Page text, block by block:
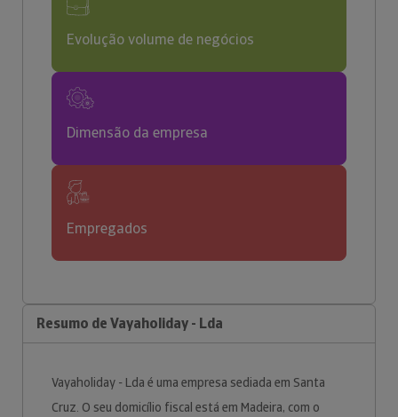
Evolução volume de negócios
Dimensão da empresa
Empregados
Resumo de Vayaholiday - Lda
Vayaholiday - Lda é uma empresa sediada em Santa
Cruz. O seu domicílio fiscal está em Madeira, com o